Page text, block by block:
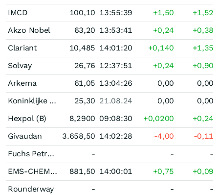
IMCD
100,10 13:55:39 +1,50
+1,52
Akzo Nobel
63,20 13:53:41 +0,24
+0,38
Clariant
10,485 14:01:20 +0,140
+1,35
Solvay
26,76 12:37:51 +0,24
+0,90
Arkema
61,05 13:04:26 0,00
0,00
Koninklijke DSM
25,30 21.08.24 0,00
0,00
Hexpol (B)
8,2900 09:08:30 +0,0200
+0,24
Givaudan
3.658,50 14:02:28 -4,00
-0,11
Fuchs Petrolub Vz
- -
-
EMS-CHEMIE HOLDING
881,50 14:00:01 +0,75
+0,09
Rounderway
- - -